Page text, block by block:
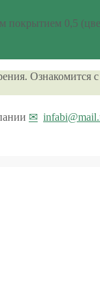
0,5
Ознакомится